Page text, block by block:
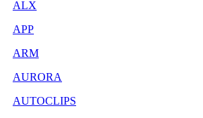
ALX
APP
ARM
AURORA
AUTOCLIPS